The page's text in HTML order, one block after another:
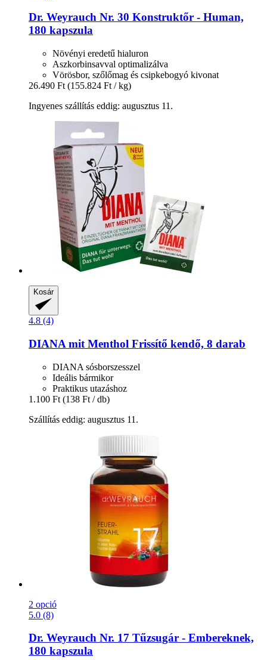
Dr. Weyrauch Nr. 30 Konstruktőr -​ Human,
180 kapszula
Növényi eredetű hialuron
Aszkorbinsavval optimalizálva
Vörösbor, szőlőmag és csipkebogyó kivonat
26.490 Ft (155.824 Ft / kg)
Ingyenes szállítás eddig: augusztus 11.
Kosár
4.8 (4)
DIANA mit Menthol Frissítő kendő, 8 darab
DIANA sósborszesszel
Ideális bármikor
Praktikus utazáshoz
1.100 Ft (138 Ft / db)
Szállítás eddig: augusztus 11.
2 opció
5.0 (8)
Dr. Weyrauch Nr. 17 Tűzsugár -​ Embereknek,
180 kapszula